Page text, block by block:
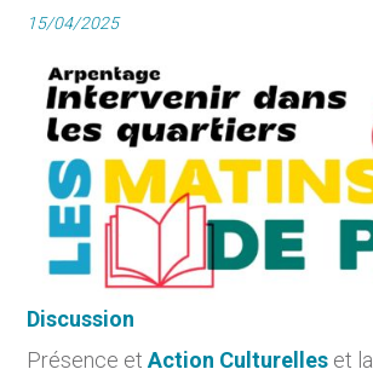
15/04/2025
Discussion
Présence etAction Culturelles et la